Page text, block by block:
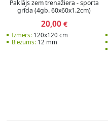
Paklājs zem trenažiera - sporta
grīda (4gb. 60x60x1.2cm)
20,00€
Izmērs:120x120 cm
Biezums:12 mm